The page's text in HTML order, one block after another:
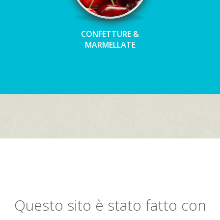
CONFETTURE &
MARMELLATE
Questo sito è stato fatto con